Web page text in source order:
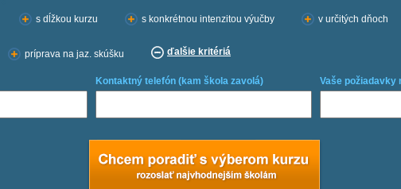
s dĺžkou kurzu s konkrétnou intenzitou výučby v určitých dňoch
príprava na jaz. skúšku ďalšie kritériá
Kontaktný telefón (kam škola zavolá) Vaše požiadavky